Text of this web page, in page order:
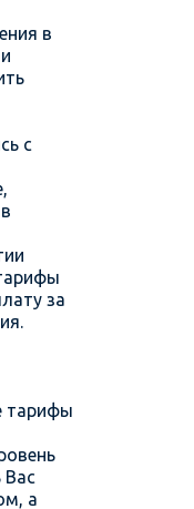
в
с
за
тарифы
Вас
а